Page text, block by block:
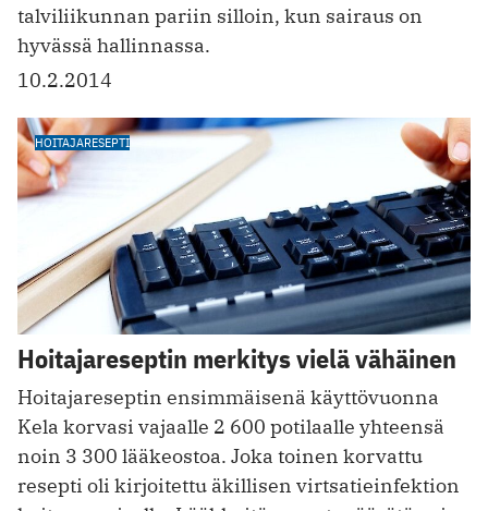
talviliikunnan pariin silloin, kun sairaus on
hyvässä hallinnassa.
10.2.2014
HOITAJARESEPTI
Hoitajareseptin merkitys vielä vähäinen
Hoitajareseptin ensimmäisenä käyttövuonna
Kela korvasi vajaalle 2 600 potilaalle yhteensä
noin 3 300 lääkeostoa. Joka toinen korvattu
resepti oli kirjoitettu äkillisen virtsatieinfektion